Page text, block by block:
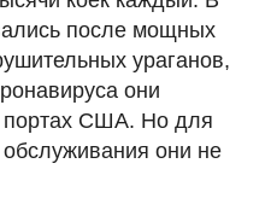
после мощных
ураганов,
они
портах США. Но для
они не